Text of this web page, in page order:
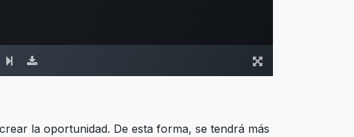
la oportunidad. De esta forma, se tendrá más